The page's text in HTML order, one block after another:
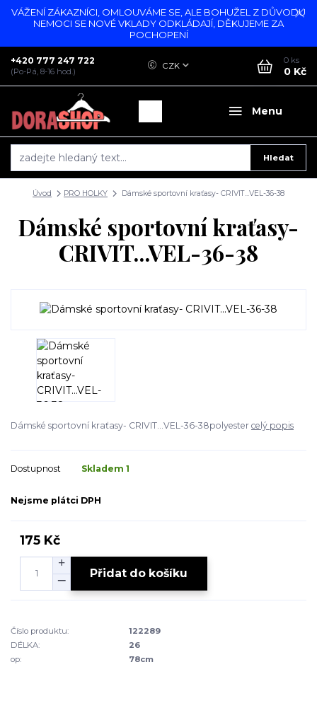
VÁŽENÍ ZÁKAZNÍCI, OMLOUVÁME SE, ALE BOHUŽEL Z DŮVODU
NEMOCI SE NOVÉ VKLADY ODKLÁDAJÍ, DĚKUJEME ZA
POCHOPENÍ
Menu
CZK
Hledat
+420 777 247 722
(Po-Pá, 8-16 hod.)
0 ks
0 Kč
Úvod PRO HOLKY Dámské sportovní kraťasy- CRIVIT...VEL-36-38
Dámské sportovní kraťasy-
CRIVIT...VEL-36-38
Dámské sportovní kraťasy- CRIVIT...VEL-36-38polyester celý popis
Dostupnost Skladem 1
Nejsme plátci DPH
175 Kč
Přidat do košíku
Číslo produktu:
122289
DÉLKA:
26
op:
78cm